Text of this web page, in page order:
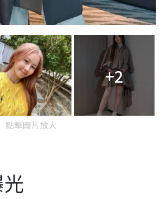
+2
點擊圖片放大